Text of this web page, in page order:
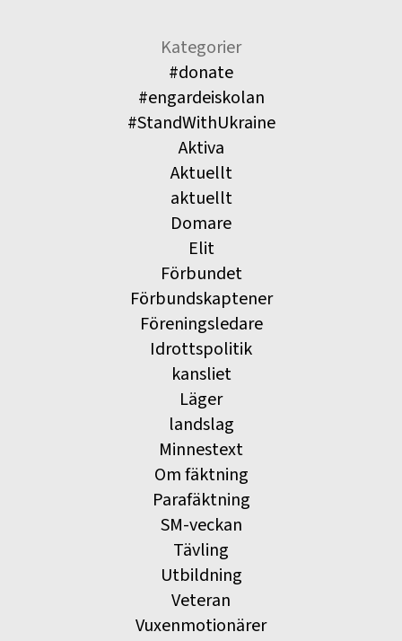
Kategorier
#donate
#engardeiskolan
#StandWithUkraine
Aktiva
Aktuellt
aktuellt
Domare
Elit
Förbundet
Förbundskaptener
Föreningsledare
Idrottspolitik
kansliet
Läger
landslag
Minnestext
Om fäktning
Parafäktning
SM-veckan
Tävling
Utbildning
Veteran
Vuxenmotionärer